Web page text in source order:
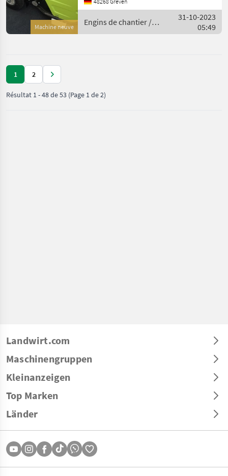
Machine neuve
Isolationsüberwachung,
Elektro Start Ausführung,
Engins de chantier /
Sonstige
31-10-2023
05:49
1 2
Résultat 1-48de53 (Page 1 de 2)
Landwirt.com
Maschinengruppen
Kleinanzeigen
Top Marken
Länder